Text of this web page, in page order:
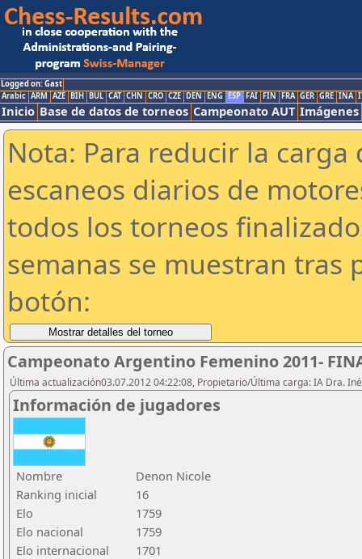
Logged on: Gast
Arabic ARM AZE BIH BUL CAT CHN CRO CZE DEN ENG ESP FAI FIN FRA GER GRE INA
Inicio Base de datos de torneos Campeonato AUT Imágenes
Nota: Para reducir la
escaneos diarios de
todos los torneos
semanas se muestran tras
botón:
Campeonato Argentino Femenino 2011-
Última actualización03.07.2012 04:22:08, Propietario/Última carga: IA Dra.
Información de jugadores
Nombre
Denon Nicole
Ranking inicial
16
Elo
1759
Elo nacional
1759
Elo internacional
1701